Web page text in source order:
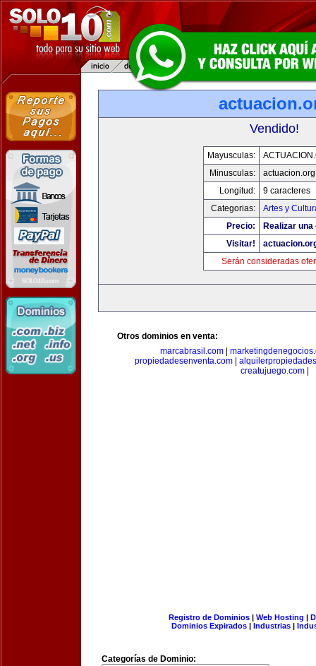
Vendido!
Mayusculas:
Minusculas:
actuacion.org
Longitud:
9 caracteres
Categorias:
Artes y
Precio:
Realizar
Visitar!
Serán consideradas
Otros dominios en venta:
marcabrasil.com
propiedadesenventa.com
creatujuego.com|
Registro de Dominios| Web Hosting |
Dominios Expirados | Industrias |
Categorías de Dominio: